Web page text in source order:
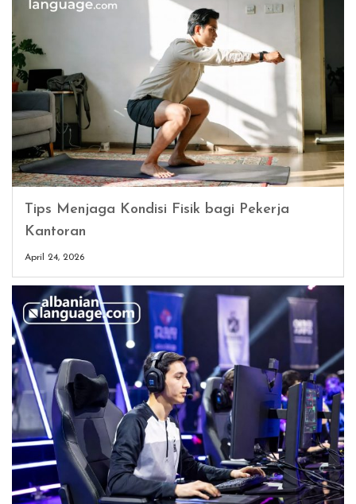
Tips Menjaga Kondisi Fisik bagi Pekerja
Kantoran
April 24, 2026